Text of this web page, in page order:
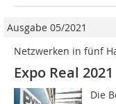
Ausgabe 05/2021
Netzwerken in fünf
Expo Real 2021
Die